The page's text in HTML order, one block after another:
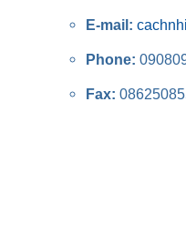
E-mail:
Phone:
Fax: